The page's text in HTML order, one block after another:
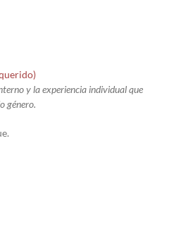
y la experiencia individual que
género.